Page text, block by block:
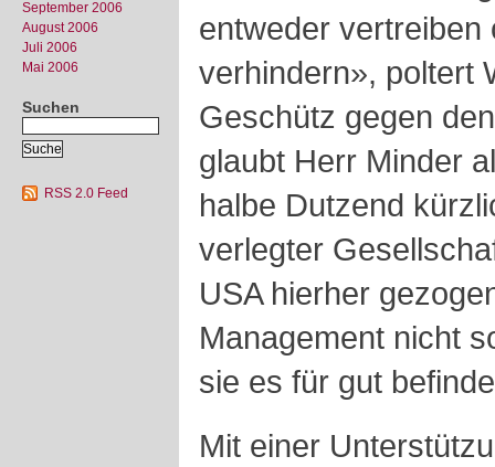
September 2006
August 2006
Juli 2006
Mai 2006
Suchen
RSS 2.0 Feed
entweder vertreiben
verhindern», poltert
Geschütz gegen
glaubt Herr Minder
halbe Dutzend
verlegter
USA hierher
Management nicht
sie es für gut
Mit einer